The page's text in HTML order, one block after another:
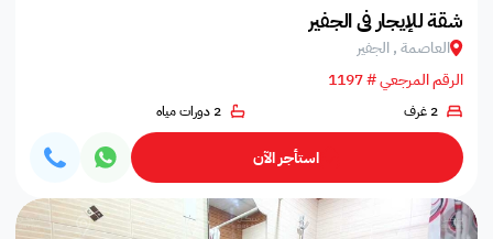
شقة للإيجار في الجفير
العاصمة , الجفير
الرقم المرجعي # 1197
2 غرف 2 دورات مياه
استأجر الآن